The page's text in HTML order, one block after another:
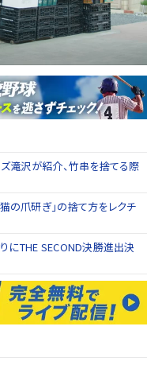
ズ滝沢が紹介、竹串を捨てる際
猫の爪研ぎ」の捨て方をレクチ
りにTHE SECOND決勝進出決